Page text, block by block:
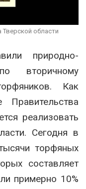
области
природно-
вторичному
Как
реализовать
Сегодня в
торфяных
составляет
примерно 10%